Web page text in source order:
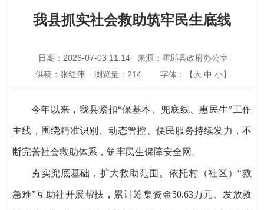
我县抓实社会救助筑牢民生底线
日期：2026-07-03 11:14
来源：霍邱县政府办公室
供稿：张红伟
浏览量： 214 字体：【大 中 小】
今年以来，我县紧扣“保基本、兜底线、惠民生”工作
主线，围绕精准识别、动态管控、便民服务持续发力，不
断完善社会救助体系，筑牢民生保障安全网。
夯实兜底基础，扩大救助范围。依托村（社区）“救
急难”互助社开展帮扶，累计筹集资金50.63万元、发放救